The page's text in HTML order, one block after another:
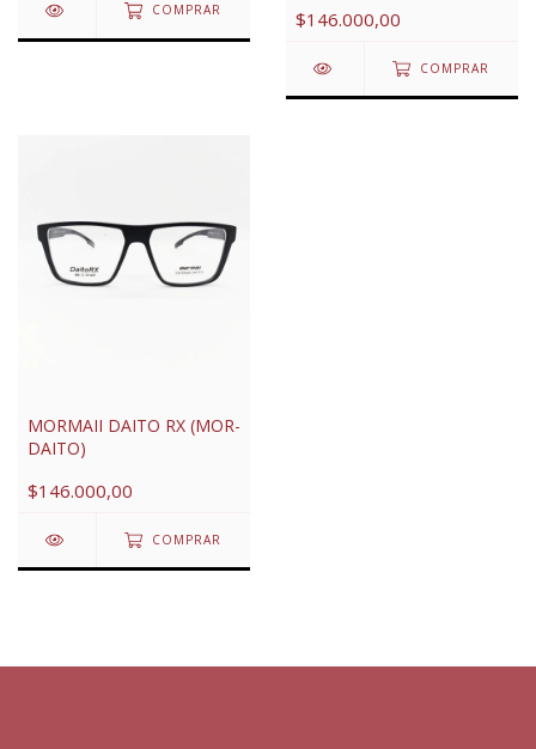
COMPRAR $146.000,00
COMPRAR
MORMAII DAITO RX (MOR-
DAITO)
$146.000,00
COMPRAR